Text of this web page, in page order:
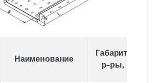
Наименование
Габаритные
р-ры, мм